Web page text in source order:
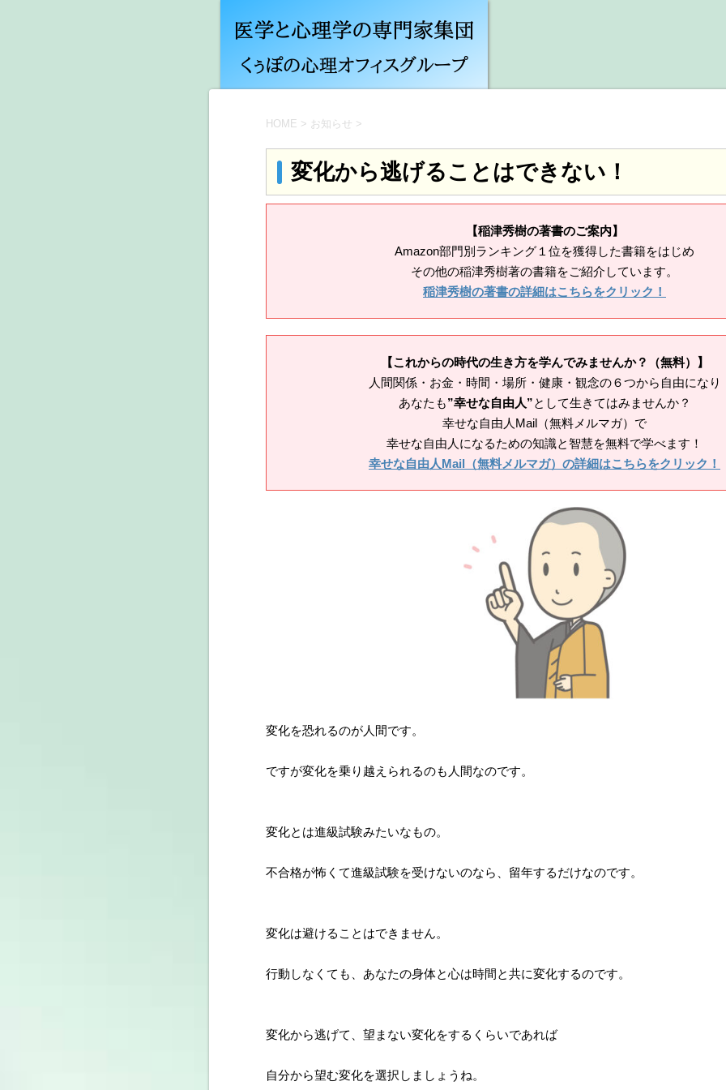
HOME > お知らせ >
変化から逃げることはできない！
【稲津秀樹の著書のご案内】
Amazon部門別ランキング１位を獲得した書籍をはじめ
その他の稲津秀樹著の書籍をご紹介しています。
稲津秀樹の著書の詳細はこちらをクリック！
【これからの時代の生き方を学んでみませんか？（無料）】
人間関係・お金・時間・場所・健康・観念の６つから自由になり
あなたも”幸せな自由人”として生きてはみませんか？
幸せな自由人Mail（無料メルマガ）で
幸せな自由人になるための知識と智慧を無料で学べます！
幸せな自由人Mail（無料メルマガ）の詳細はこちらをクリック！
変化を恐れるのが人間です。
ですが変化を乗り越えられるのも人間なのです。
変化とは進級試験みたいなもの。
不合格が怖くて進級試験を受けないのなら、留年するだけなのです。
変化は避けることはできません。
行動しなくても、あなたの身体と心は時間と共に変化するのです。
変化から逃げて、望まない変化をするくらいであれば
自分から望む変化を選択しましょうね。